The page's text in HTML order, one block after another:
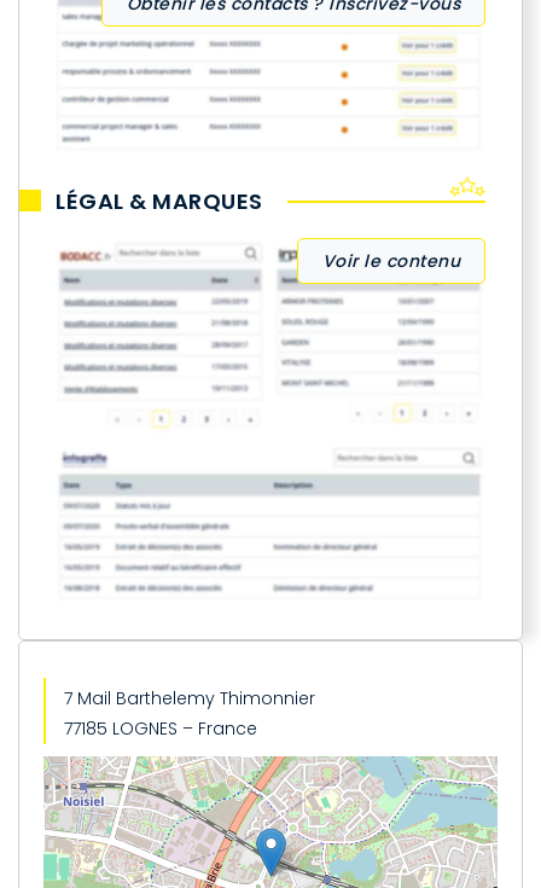
LÉGAL & MARQUES
Voir le contenu
7 Mail Barthelemy Thimonnier
77185 LOGNES – France